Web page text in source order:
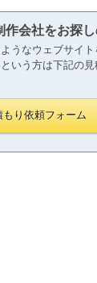
作会社をお探
うなウェブサイ
いう方は下記の